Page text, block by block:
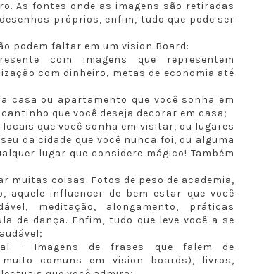
As fontes onde as imagens são retiradas
próprios, enfim, tudo que pode ser
podem faltar em um vision Board:
com imagens que representem
com dinheiro, metas de economia até
casa ou apartamento que você sonha em
que você deseja decorar em casa;
locais que você sonha em visitar, ou lugares
da cidade que você nunca foi, ou alguma
lugar que considere mágico! Também
muitas coisas. Fotos de peso de academia,
aquele influencer de bem estar que você
meditação, alongamento, práticas
de dança. Enfim, tudo que leve você a se
- Imagens de frases que falem de
comuns em vision boards), livros,